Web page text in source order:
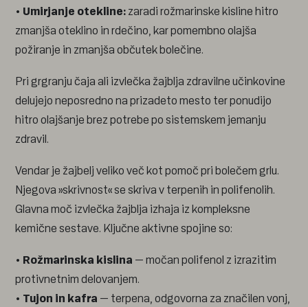
• Umirjanje otekline:zaradi rožmarinske kisline hitro
zmanjša oteklino in rdečino, kar pomembno olajša
požiranje in zmanjša občutek bolečine.
Pri grgranju čaja ali izvlečka žajblja zdravilne učinkovine
delujejo neposredno na prizadeto mesto ter ponudijo
hitro olajšanje brez potrebe po sistemskem jemanju
zdravil.
Vendar je žajbelj veliko več kot pomoč pri bolečem grlu.
Njegova »skrivnost« se skriva v terpenih in polifenolih.
Glavna moč izvlečka žajblja izhaja iz kompleksne
kemične sestave. Ključne aktivne spojine so:
• Rožmarinska kislina – močan polifenol z izrazitim
protivnetnim delovanjem.
• Tujon in kafra – terpena, odgovorna za značilen vonj,